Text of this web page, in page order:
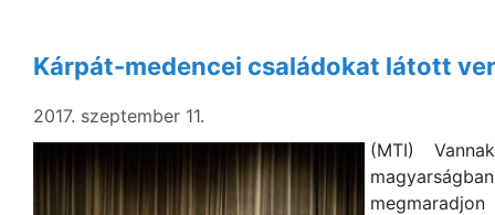
Kárpát-medencei családokat látott
2017. szeptember 11.
(MTI)